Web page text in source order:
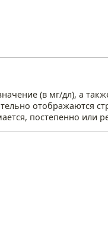
(в мг/дл), а
отображаются
постепенно или